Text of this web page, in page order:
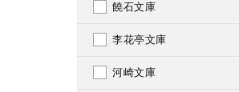
1882
1883
1884
饒石文庫
李花亭文庫
河崎文庫